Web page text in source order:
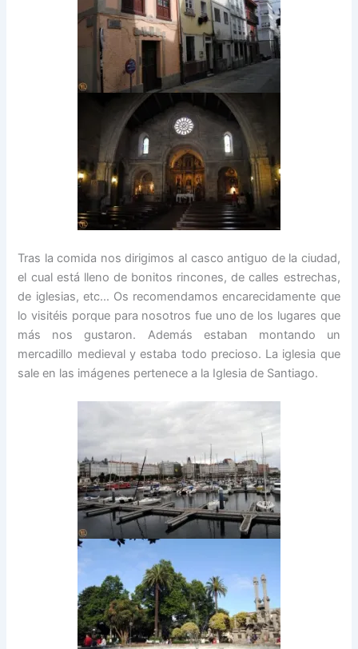
Tras la comida nos dirigimos al casco antiguo de la ciudad,
el cual está lleno de bonitos rincones, de calles estrechas,
de iglesias, etc… Os recomendamos encarecidamente que
lo visitéis porque para nosotros fue uno de los lugares que
más nos gustaron. Además estaban montando un
mercadillo medieval y estaba todo precioso. La iglesia que
sale en las imágenes pertenece a la Iglesia de Santiago.